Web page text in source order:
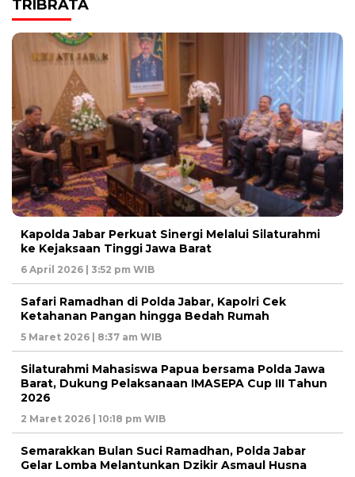
TRIBRATA
Kapolda Jabar Perkuat Sinergi Melalui Silaturahmi
ke Kejaksaan Tinggi Jawa Barat
6 April 2026 | 3:52 pm WIB
Safari Ramadhan di Polda Jabar, Kapolri Cek
Ketahanan Pangan hingga Bedah Rumah
5 Maret 2026 | 8:37 am WIB
Silaturahmi Mahasiswa Papua bersama Polda Jawa
Barat, Dukung Pelaksanaan IMASEPA Cup III Tahun
2026
2 Maret 2026 | 10:18 pm WIB
Semarakkan Bulan Suci Ramadhan, Polda Jabar
Gelar Lomba Melantunkan Dzikir Asmaul Husna